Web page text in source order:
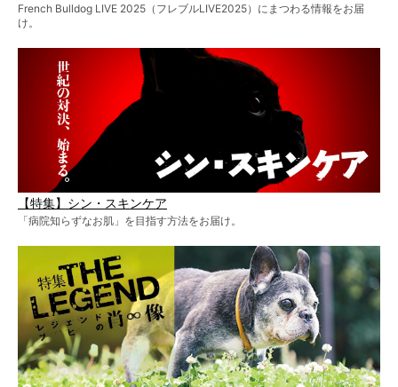
French Bulldog LIVE 2025（フレブルLIVE2025）にまつわる情報をお届
け。
【特集】シン・スキンケア
「病院知らずなお肌」を目指す方法をお届け。